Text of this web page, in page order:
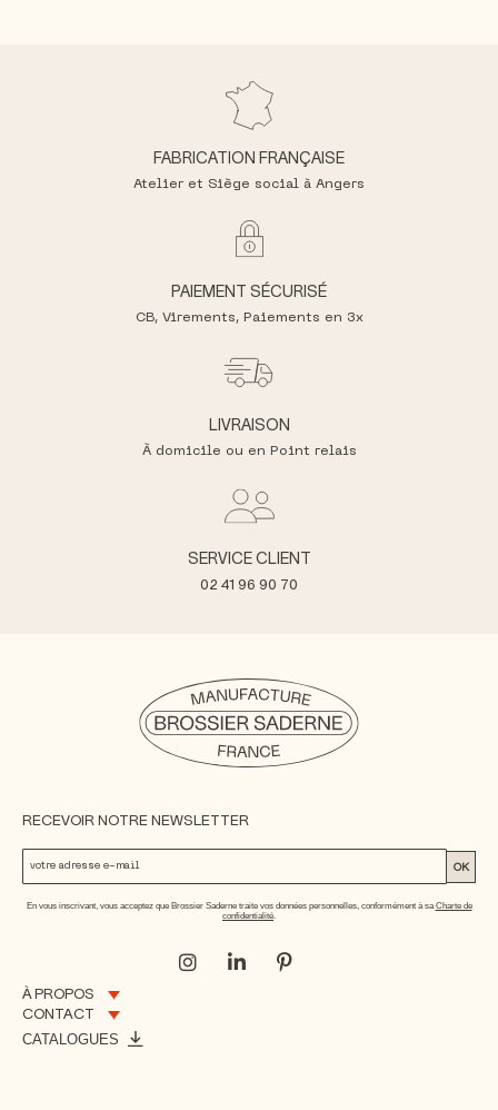
FABRICATION FRANÇAISE
Atelier et Siège social à Angers
PAIEMENT SÉCURISÉ
CB, Virements, Paiements en 3x
LIVRAISON
À domicile ou en Point relais
SERVICE CLIENT
02 41 96 90 70
À PROPOS
CONTACT
CATALOGUES
RECEVOIR NOTRE NEWSLETTER
OK
En vous inscrivant, vous acceptez que Brossier Saderne traite vos données personnelles, conformément à saCharte de
confidentialité.